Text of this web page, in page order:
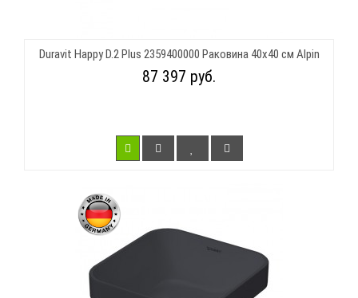
Duravit Happy D.2 Plus 2359400000 Раковина 40х40 см Alpin
87 397 руб.